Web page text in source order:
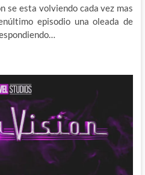
se esta volviendo cada vez mas
episodio una oleada de